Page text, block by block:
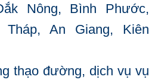
Nông, Bình Phước,
An Giang, Kiên
thạo đường, dịch vụ vụ